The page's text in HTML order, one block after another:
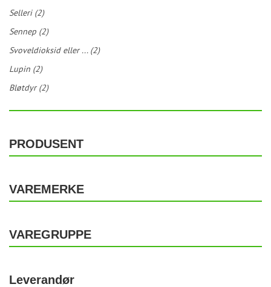
Selleri (2)
Sennep (2)
Svoveldioksid eller ... (2)
Lupin (2)
Bløtdyr (2)
PRODUSENT
VAREMERKE
VAREGRUPPE
Leverandør